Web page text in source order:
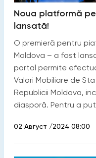
Noua platformă
lansată!
O premieră pentru
Moldova – a fost
portal permite
Valori Mobiliare de
Republicii Moldova,
diasporă. Pentru a
02 Август /2024 08:00